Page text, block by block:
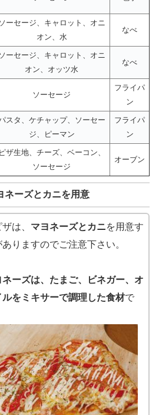
ソーセージ、キャロット、オニ
オン、水
なべ
ソーセージ、キャロット、オニ
オン、オッツ水
なべ
ソーセージ
フライパ
ン
スタ、ケチャップ、ソーセー
ジ、ピーマン
フライパ
ン
ピザ生地、チーズ、ベーコン、
ソーセージ
オーブン
ネーズとカニを用意
は、 マヨネーズとカニを用意す
りますのでご注意下さい。
ネーズは、たまご、ビネガー、オ
ルをミキサーで調理した食材で